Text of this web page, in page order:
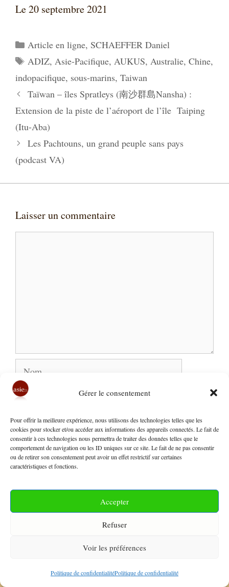
Gérer le consentement
Pour offrir la meilleure expérience, nous utilisons des technologies telles que les
cookies pour stocker et/ou accéder aux informations des appareils connectés. Le fait de
consentir à ces technologies nous permettra de traiter des données telles que le
comportement de navigation ou les ID uniques sur ce site. Le fait de ne pas consentir
ou de retirer son consentement peut avoir un effet restrictif sur certaines
caractéristiques et fonctions.
Accepter
Refuser
Voir les préférences
Politique de confidentialitéPolitique de confidentialité
Le 20 septembre 2021
Catégories
Article en ligne, SCHAEFFER Daniel
Étiquettes
ADIZ, Asie-Pacifique, AUKUS, Australie, Chine,
indopacifique, sous-marins, Taiwan
Taïwan – îles Spratleys (南沙群島Nansha) :
Extension de la piste de l’aéroport de l’île Taiping
(Itu-Aba)
Les Pachtouns, un grand peuple sans pays
(podcast VA)
Laisser un commentaire
Nom
E-
Site
web
partenariat multilatéral